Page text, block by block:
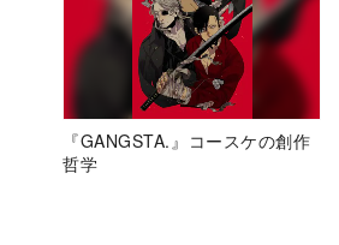
『GANGSTA.』コースケの創作
哲学